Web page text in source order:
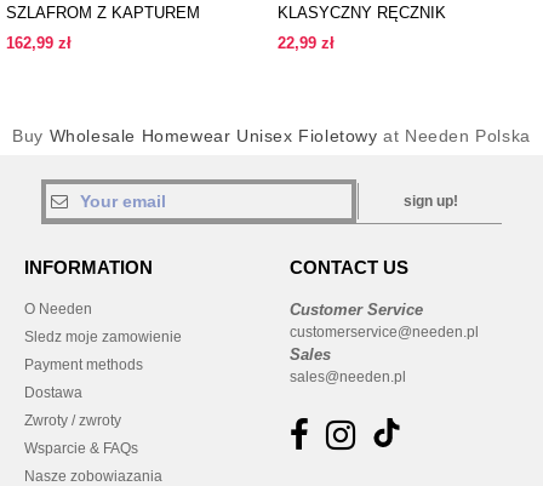
SZLAFROM Z KAPTUREM
162,99 zł
KLASYCZNY RĘCZNIK
22,99 zł
Buy Wholesale Homewear Unisex Fioletowy at Needen Polska
sign up!
INFORMATION
O Needen
Sledz moje zamowienie
Payment methods
Dostawa
Zwroty / zwroty
Wsparcie & FAQs
Nasze zobowiazania
CONTACT US
Customer Service
customerservice@needen.pl
Sales
sales@needen.pl